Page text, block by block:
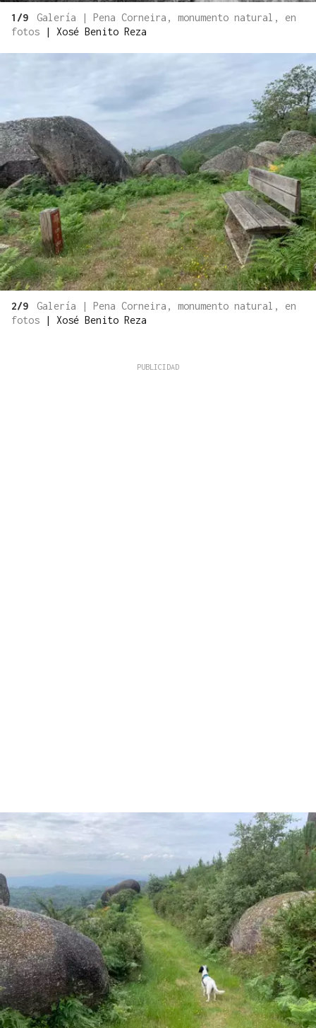
1/9
Galería | Pena Corneira, monumento natural, en
fotos
| Xosé Benito Reza
2/9
Galería | Pena Corneira, monumento natural, en
fotos
| Xosé Benito Reza